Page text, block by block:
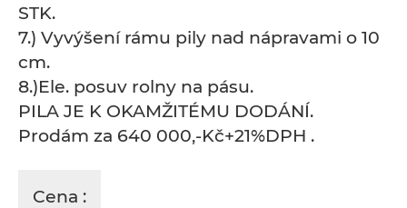
STK.
7.) Vyvýšení rámu pily nad nápravami o 10
cm.
8.)Ele. posuv rolny na pásu.
PILA JE K OKAMŽITÉMU DODÁNÍ.
Prodám za 640 000,-Kč+21%DPH .
Cena :